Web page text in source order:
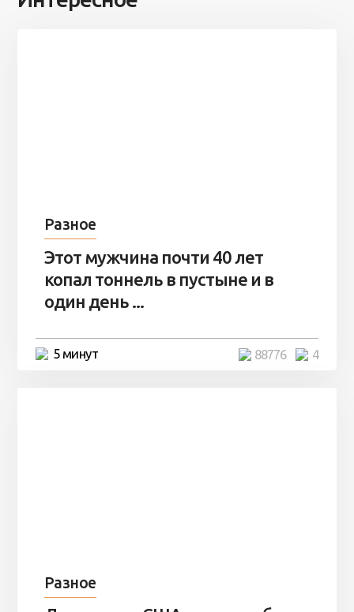
Разное
Этот мужчина почти 40 лет
копал тоннель в пустыне и в
один день ...
5 минут 4
88776
Разное